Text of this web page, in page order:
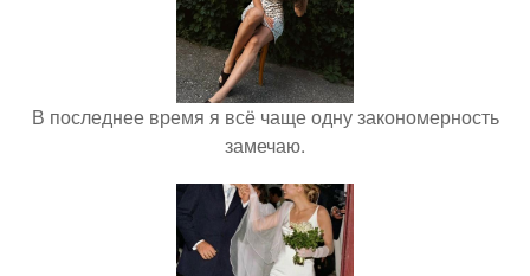
В последнее время я всё чаще одну закономерность
замечаю.